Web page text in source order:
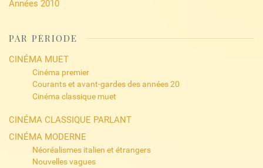
Années 2010
PAR PÉRIODE
CINÉMA MUET
Cinéma premier
Courants et avant-gardes des années 20
Cinéma classique muet
CINÉMA CLASSIQUE PARLANT
CINÉMA MODERNE
Néoréalismes italien et étrangers
Nouvelles vagues